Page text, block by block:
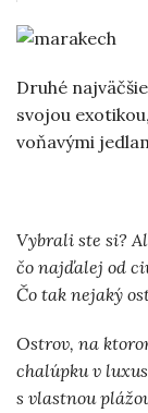
Druhé
svojou
voňavými
Vybrali ste si?
čo najďalej od
Čo tak nejaký
Ostrov, na
chalúpku v
s vlastnou